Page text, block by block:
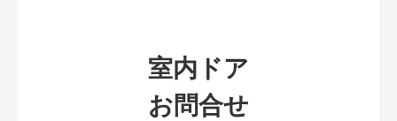
室内ドア
お問合せ